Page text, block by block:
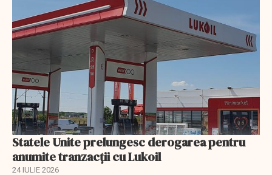
Statele Unite prelungesc derogarea pentru
anumite tranzacții cu Lukoil
24 IULIE 2026